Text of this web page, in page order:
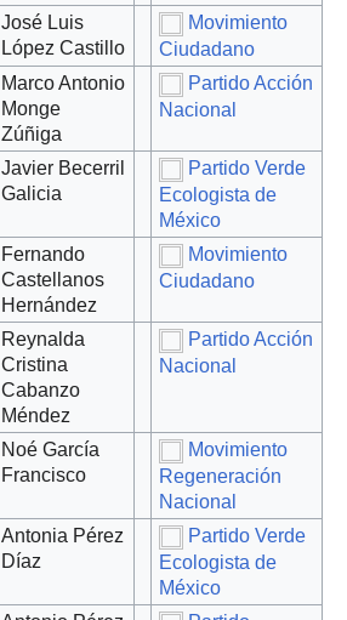
José Luis
López Castillo
Movimiento
Ciudadano
Marco Antonio
Monge
Zúñiga
Partido Acción
Nacional
Javier Becerril
Galicia
Partido Verde
Ecologista de
México
Fernando
Castellanos
Hernández
Movimiento
Ciudadano
Reynalda
Cristina
Cabanzo
Méndez
Partido Acción
Nacional
Noé García
Francisco
Movimiento
Regeneración
Nacional
Antonia Pérez
Díaz
Partido Verde
Ecologista de
México